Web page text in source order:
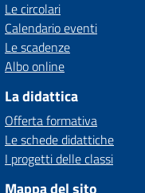
Le circolari
Calendario eventi
Le scadenze
Albo online
La didattica
Offerta formativa
Le schede didattiche
I progetti delle classi
Mappa del sito